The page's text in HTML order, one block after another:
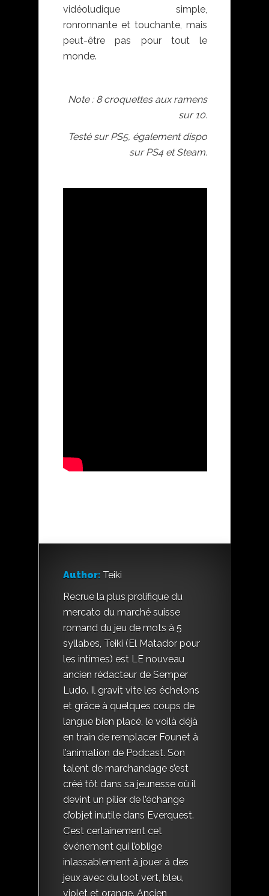
vidéoludique simple,
ronronnante et touchante, mais
peut-être pas pour tout le
monde.
Note : 8 croquettes aux ramens
sur 10.
Testé sur PS5, également dispo
sur PS4 et Steam.
Author: Teiki
Recrue la plus prolifique du
mercato du marché suisse
romand du jeu de mots à 5
syllabes, Teiki (El Matador pour
les intimes) est LE nouveau
ancien rédacteur de Semper
Ludo. Il gravit vite les échelons
et grâce à quelques coups de
langue bien placé, le voilà déjà
en train de remplacer Founet à
l’animation de Podcast. Son
talent de marchandage s’est
créé tôt dans sa jeunesse où il
devint un pilier de l’échange
d’objet inutile dans Everquest.
C’est certainement cet
événement qui l’oblige
inlassablement à jouer à des
jeux avec du loot vert, bleu,
violet et orange. Ancien